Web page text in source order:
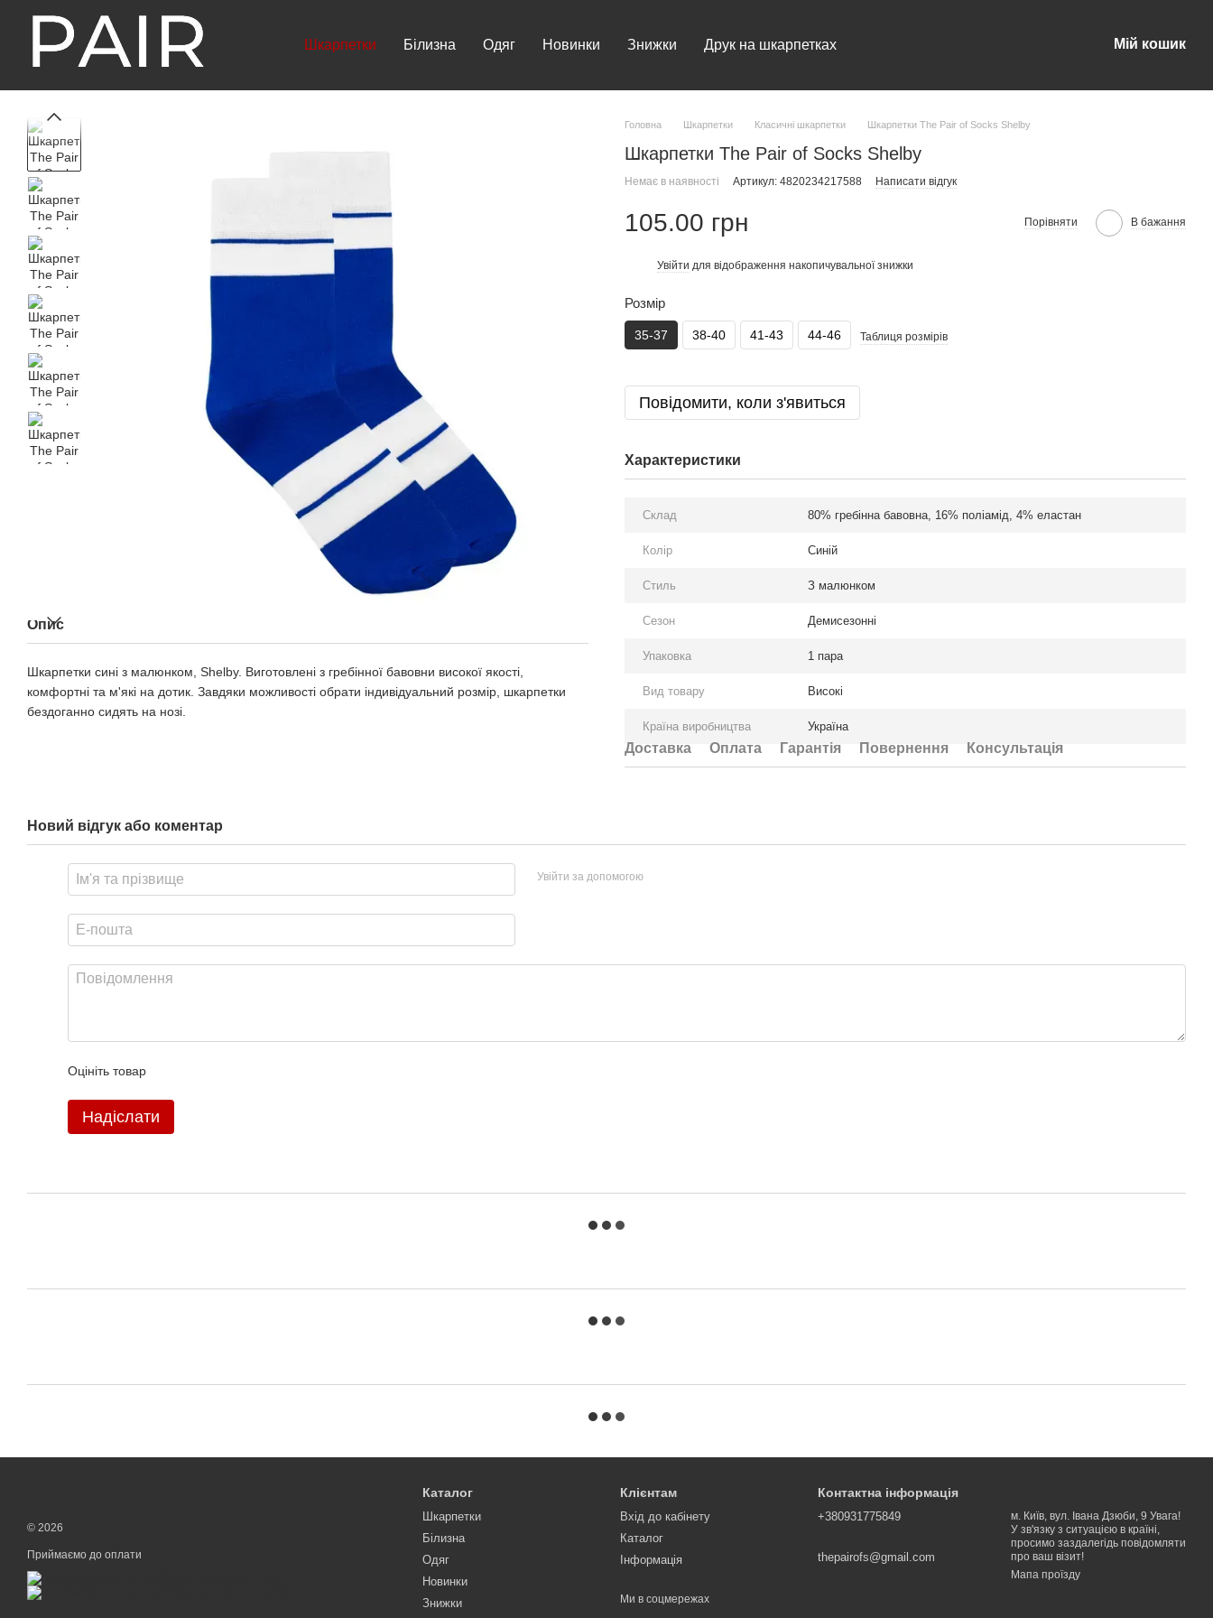
Перейти до основного контенту
Шкарпетки Білизна Одяг Новинки Знижки Друк на шкарпетках Мій кошик
Опис
Шкарпетки сині з малюнком, Shelby. Виготовлені з гребінної бавовни високої якості,
комфортні та м'які на дотик. Завдяки можливості обрати індивідуальний розмір, шкарпетки
бездоганно сидять на нозі.
Головна Шкарпетки Класичні шкарпетки Шкарпетки The Pair of Socks Shelby
Шкарпетки The Pair of Socks Shelby
Немає в наявності Артикул: 4820234217588 Написати відгук
105.00 грн Порівняти В бажання
Увійти для відображення накопичувальної знижки
Розмір
35-37 38-40 41-43 44-46 Таблиця розмірів
Повідомити, коли з'явиться
Характеристики
Склад 80% гребінна бавовна, 16% поліамід, 4% еластан
Колір Синій
Стиль З малюнком
Сезон Демисезонні
Упаковка 1 пара
Вид товару Високі
Країна виробництва Україна
Доставка Оплата Гарантія Повернення Консультація
Новий відгук або коментар
Увійти за допомогою
Оцініть товар
Надіслати
© 2026
Приймаємо до оплати
Каталог
Шкарпетки
Білизна
Одяг
Новинки
Знижки
Клієнтам
Вхід до кабінету
Каталог
Інформація
Ми в соцмережах
Контактна інформація
+380931775849
thepairofs@gmail.com
м. Київ, вул. Івана Дзюби, 9 Увага!
У зв'язку з ситуацією в країні,
просимо заздалегідь повідомляти
про ваш візит!
Мапа проїзду